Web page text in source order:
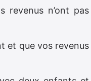
revenus n’ont pas
et que vos revenus